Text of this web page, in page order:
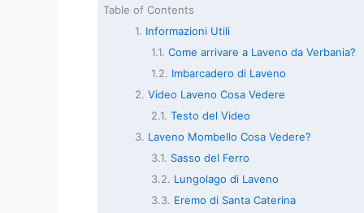
Table of Contents
Informazioni Utili
Come arrivare a Laveno da Verbania?
Imbarcadero di Laveno
Video Laveno Cosa Vedere
Testo del Video
Laveno Mombello Cosa Vedere?
Sasso del Ferro
Lungolago di Laveno
Eremo di Santa Caterina